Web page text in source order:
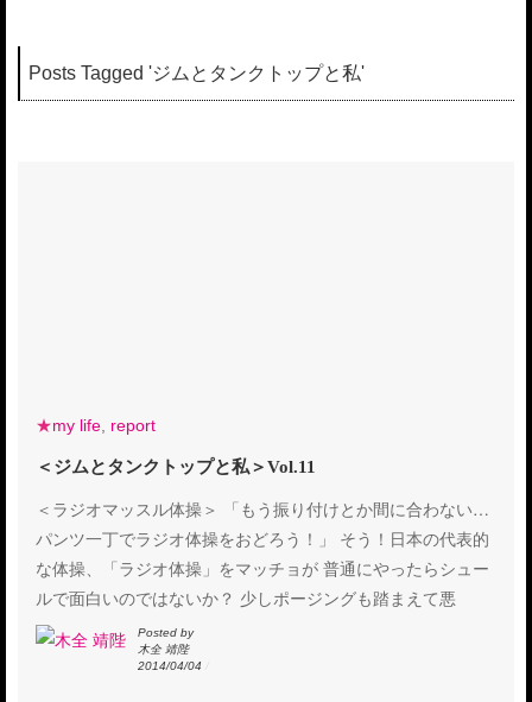
Posts Tagged 'ジムとタンクトップと私'
★my life report
＜ジムとタンクトップと私＞Vol.11
＜ラジオマッスル体操＞ 「もう振り付けとか間に合わない…
パンツ一丁でラジオ体操をおどろう！」 そう！日本の代表的
な体操、「ラジオ体操」をマッチョが 普通にやったらシュー
ルで面白いのではないか？ 少しポージングも踏まえて悪
Posted by
木全 靖陛
2014/04/04